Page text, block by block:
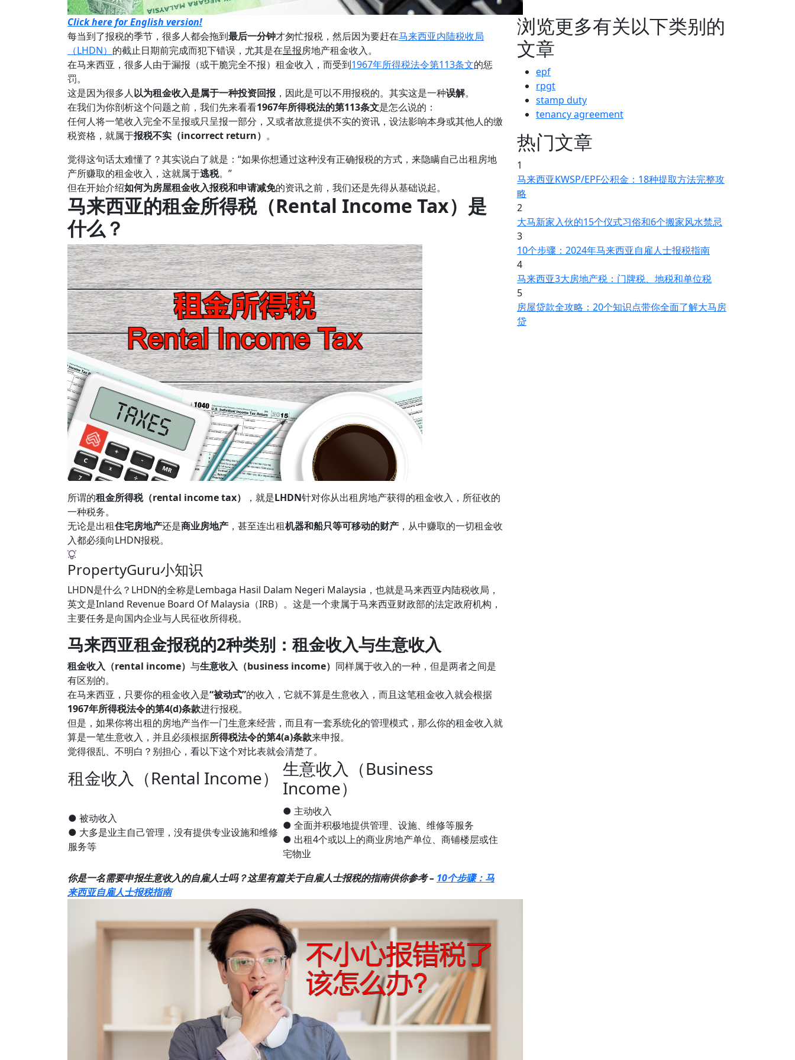
Click here for English version!
每当到了报税的季节，很多人都会拖到最后一分钟才匆忙报税，然后因为要赶在马来西亚内陆税收局
（LHDN） 的截止日期前完成而犯下错误，尤其是在呈报房地产租金收入。
在马来西亚，很多人由于漏报（或干脆完全不报）租金收入，而受到1967年所得税法令第113条文的惩
罚。
这是因为很多人以为租金收入是属于一种投资回报 ，因此是可以不用报税的。其实这是一种误解。
在我们为你剖析这个问题之前，我们先来看看1967年所得税法的第113条文是怎么说的：
任何人将一笔收入完全不呈报或只呈报一部分，又或者故意提供不实的资讯，设法影响本身或其他人的缴
税资格，就属于报税不实（incorrect return） 。
觉得这句话太难懂了？其实说白了就是：“如果你想通过这种没有正确报税的方式，来隐瞒自己出租房地
产所赚取的租金收入，这就属于逃税。”
但在开始介绍如何为房屋租金收入报税和申请减免的资讯之前，我们还是先得从基础说起。
马来西亚的租金所得税（Rental Income Tax）是
什么 ？
所谓的租金所得税（rental income tax） ，就是LHDN针对你从出租房地产获得的租金收入，所征收的
一种税务。
无论是出租住宅房地产还是商业房地产 ，甚至连出租机器和船只等可移动的财产 ，从中赚取的一切租金收
入都必须向LHDN报税。
PropertyGuru小知识
LHDN是什么？LHDN的全称是Lembaga Hasil Dalam Negeri Malaysia，也就是马来西亚内陆税收局，
英文是Inland Revenue Board Of Malaysia（IRB）。这是一个隶属于马来西亚财政部的法定政府机构，
主要任务是向国内企业与人民征收所得税。
马来西亚租金报税的2种类别： 租金收入与生意收入
租金收入（rental income） 与生意收入（business income） 同样属于收入的一种，但是两者之间是
有区别的。
在马来西亚，只要你的租金收入是“被动式”的收入，它就不算是生意收入，而且这笔租金收入就会根据
1967年所得税法令的第4(d)条款进行报税。
但是，如果你将出租的房地产当作一门生意来经营，而且有一套系统化的管理模式，那么你的租金收入就
算是一笔生意收入，并且必须根据所得税法令的第4(a)条款来申报。
觉得很乱、不明白？别担心，看以下这个对比表就会清楚了。
租金收入（Rental Income）
生意收入（Business
Income）
● 被动收入
● 大多是业主自己管理，没有提供专业设施和维修
服务等
● 主动收入
● 全面并积极地提供管理、设施、维修等服务
● 出租4个或以上的商业房地产单位、商铺楼层或住
宅物业
你是一名需要申报生意收入的自雇人士吗？这里有篇关于自雇人士报税的指南供你参考 – 10个步骤：马
来西亚自雇人士报税指南
浏览更多有关以下类别的
文章
epf
rpgt
stamp duty
tenancy agreement
热门文章
1
马来西亚KWSP/EPF公积金：18种提取方法完整攻
略
2
大马新家入伙的15个仪式习俗和6个搬家风水禁忌
3
10个步骤：2024年马来西亚自雇人士报税指南
4
马来西亚3大房地产税：门牌税、地税和单位税
5
房屋贷款全攻略：20个知识点带你全面了解大马房
贷